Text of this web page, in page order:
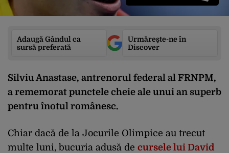
Adaugă Gândul ca
sursă preferată
Urmărește-ne în
Discover
Silviu Anastase, antrenorul federal al FRNPM,
a rememorat punctele cheie ale unui an superb
pentru înotul românesc.
Chiar dacă de la Jocurile Olimpice au trecut
multe luni, bucuria adusă de cursele lui David